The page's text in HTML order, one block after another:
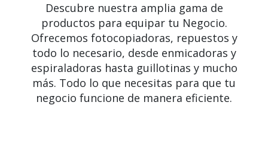
Descubre nuestra amplia gama de
productos para equipar tu Negocio.
Ofrecemos fotocopiadoras, repuestos y
todo lo necesario, desde enmicadoras y
espiraladoras hasta guillotinas y mucho
más. Todo lo que necesitas para que tu
negocio funcione de manera eficiente.